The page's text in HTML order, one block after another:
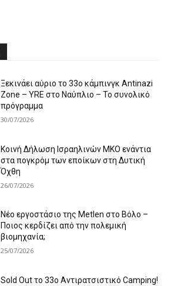
Ξεκινάει αύριο το 33ο κάμπινγκ Antinazi
Zone – YRE στο Ναύπλιο – Το συνολικό
πρόγραμμα
30/07/2026
Κοινή Δήλωση Ισραηλινών ΜΚΟ ενάντια
στα πογκρόμ των εποίκων στη Δυτική
Όχθη
26/07/2026
Νέο εργοστάσιο της Metlen στο Βόλο –
Ποιος κερδίζει από την πολεμική
βιομηχανία;
25/07/2026
Sold Out το 33ο Αντιρατσιστικό Camping!